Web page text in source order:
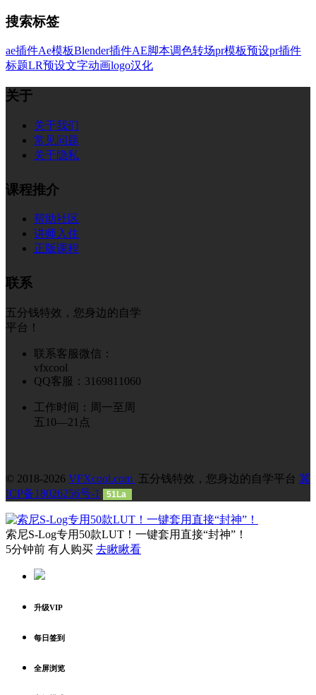
搜索标签
ae插件Ae模板Blender插件AE脚本调色转场pr模板预设pr插件
标题LR预设文字动画logo汉化
关于
关于我们
常见问题
关于隐私
课程推介
帮助社区
讲师入住
正版课程
联系
五分钱特效，您身边的自学
平台！
联系客服微信：
vfxcool
QQ客服：3169811060
工作时间：周一至周
五10—21点
© 2018-2026 VFXcool.com 五分钱特效，您身边的自学平台 冀
ICP备18026256号-1
51La
索尼S-Log专用50款LUT！一键套用直接“封神”！
5分钟前 有人购买 去瞅瞅看
升级VIP
每日签到
全屏浏览